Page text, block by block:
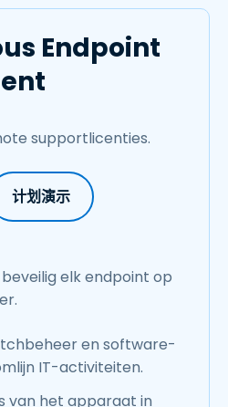
Endpoint
supportlicenties.
计划演示
elk endpoint op
en software-
IT-activiteiten.
van het apparaat in